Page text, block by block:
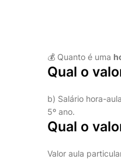
💰 Quanto é uma
Qual o
b) Salário hora-
5º ano.
Qual o
Valor aula